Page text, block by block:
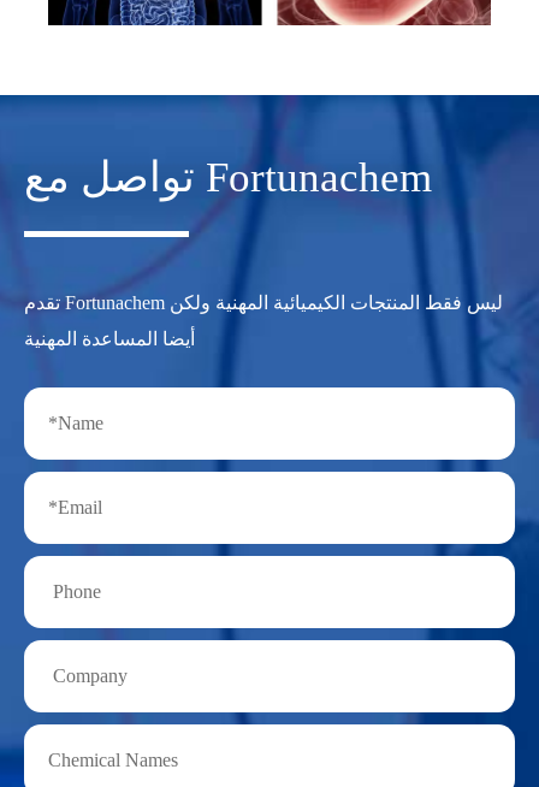
تواصل مع Fortunachem
تقدم Fortunachem ليس فقط المنتجات الكيميائية المهنية ولكن
أيضا المساعدة المهنية